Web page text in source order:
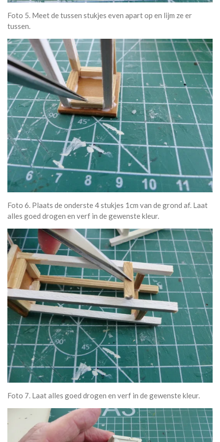
Foto 5. Meet de tussen stukjes even apart op en lijm ze er
tussen.
Foto 6. Plaats de onderste 4 stukjes 1cm van de grond af. Laat
alles goed drogen en verf in de gewenste kleur.
Foto 7. Laat alles goed drogen en verf in de gewenste kleur.